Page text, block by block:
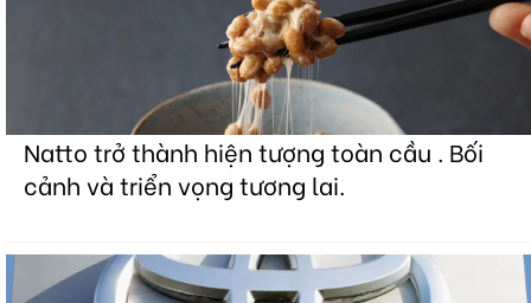
Natto trở thành hiện tượng toàn cầu . Bối
cảnh và triển vọng tương lai.